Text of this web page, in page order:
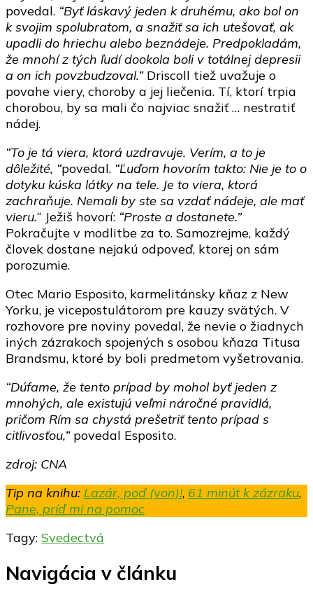
povedal. “Byť láskavý jeden k druhému, ako bol on
k svojim spolubratom, a snažiť sa ich utešovať, ak
upadli do hriechu alebo beznádeje. Predpokladám,
že mnohí z tých ľudí dookola boli v totálnej depresii
a on ich povzbudzoval.”Driscoll tiež uvažuje o
povahe viery, choroby a jej liečenia. Tí, ktorí trpia
chorobou, by sa mali čo najviac snažiť … nestratiť
nádej.
“To je tá viera, ktorá uzdravuje. Verím, a to je
dôležité, “povedal. “Ľuďom hovorím takto: Nie je to o
dotyku kúska látky na tele. Je to viera, ktorá
zachraňuje. Nemali by ste sa vzdať nádeje, ale mať
vieru.“ Ježiš hovorí: “Proste a dostanete.”
Pokračujte v modlitbe za to. Samozrejme, každý
človek dostane nejakú odpoveď, ktorej on sám
porozumie.
Otec Mario Esposito, karmelitánsky kňaz z New
Yorku, je vicepostulátorom pre kauzy svätých. V
rozhovore pre noviny povedal, že nevie o žiadnych
iných zázrakoch spojených s osobou kňaza Titusa
Brandsmu, ktoré by boli predmetom vyšetrovania.
“Dúfame, že tento prípad by mohol byť jeden z
mnohých, ale existujú veľmi náročné pravidlá,
pričom Rím sa chystá prešetriť tento prípad s
citlivosťou,”povedal Esposito.
zdroj: CNA
Tip na knihu: Lazár, poď (von)!, 61 minút k zázraku,
Pane, príď mi na pomoc
Tagy: Svedectvá
Navigácia v článku